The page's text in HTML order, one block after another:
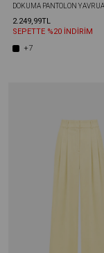
DOKUMA PANTOLON
2.249,99TL
SEPETTE %20 İNDİRİM
+7